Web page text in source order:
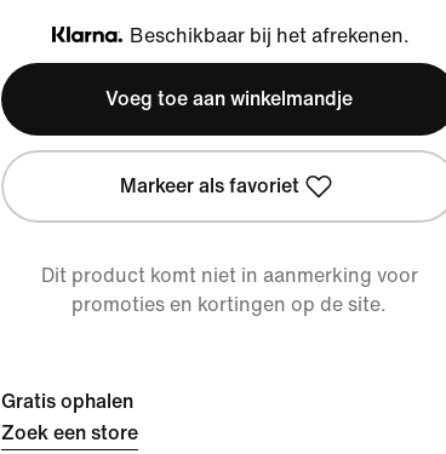
Klarna
Beschikbaar bij het afrekenen.
Voeg toe aan winkelmandje
Markeer als favoriet
Dit product komt niet in aanmerking voor
promoties en kortingen op de site.
Gratis ophalen
Zoek een store